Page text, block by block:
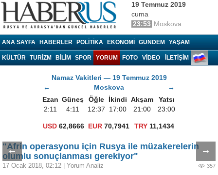
Haberrus.com
19 Temmuz 2019
cuma
23:53 Moskova
ANA SAYFA HABERLER POLITIKA EKONOMI GÜNDEM YAŞAM
KÜLTÜR TURIZM BILIM SPOR YORUM FOTO VIDEO İLETİŞİM
Namaz Vakitleri — 19 Temmuz 2019
←
Moskova
→
Ezan Güneş Öğle İkindi Akşam
Yatsı
2:11
4:11 12:37 17:00 21:00 23:00
USD 62,8666 EUR 70,7941 TRY 11,1434
← →
"Afrin operasyonu için Rusya ile müzakerelerin
olumlu sonuçlanması gerekiyor"
17 Ocak 2018, 02:12 Yorum Analiz 357